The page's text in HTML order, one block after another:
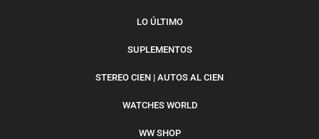
LO ÚLTIMO
SUPLEMENTOS
STEREO CIEN | AUTOS AL CIEN
WATCHES WORLD
WW SHOP